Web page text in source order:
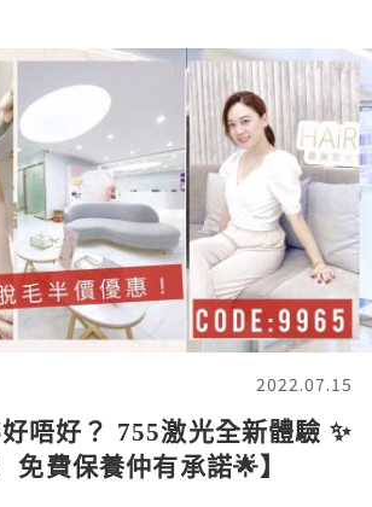
2022.07.15
好唔好？ 755激光全新體驗 ✨
免費保養仲有承諾🌟】